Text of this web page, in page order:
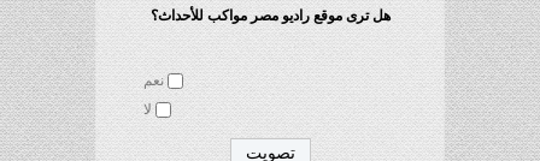
هل ترى موقع راديو مصر مواكب للأحداث؟
نعم
لا